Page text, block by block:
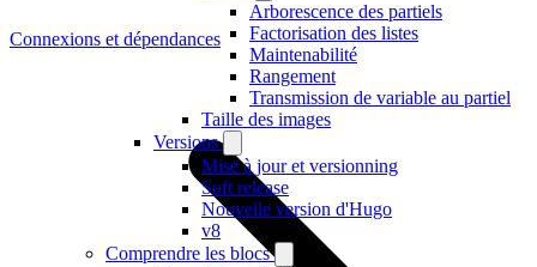
Arborescence des partiels
Factorisation des listes
Maintenabilité
Rangement
Transmission de variable au partiel
Taille des images
Versions
Mise à jour et versionning
Soft release
Nouvelle version d'Hugo
v8
Comprendre les blocs
Connexions et dépendances